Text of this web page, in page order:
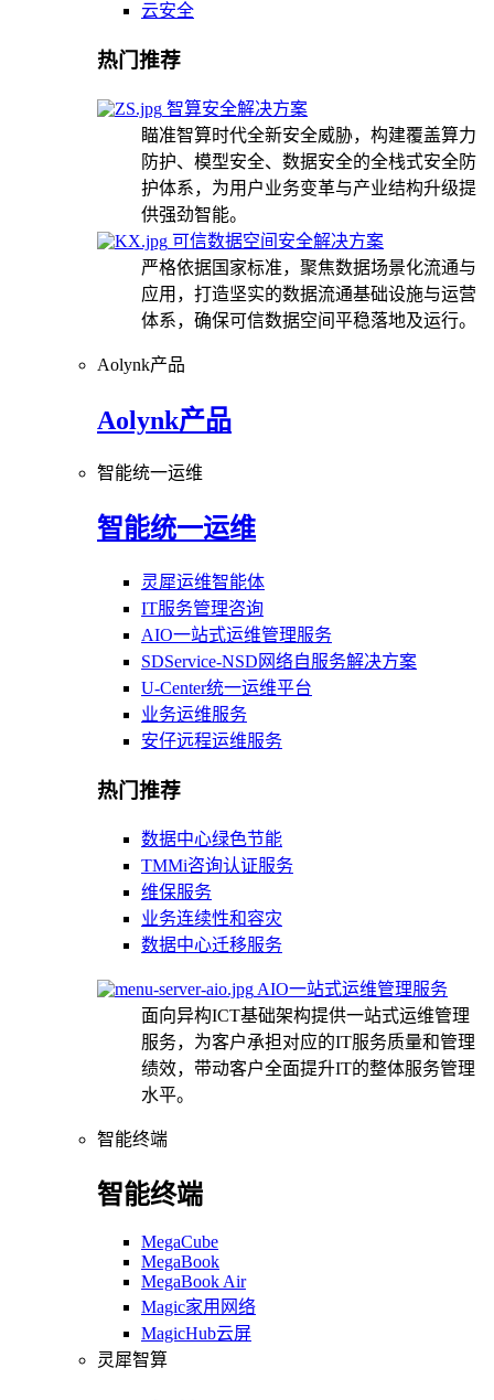
云安全
热门推荐
智算安全解决方案
瞄准智算时代全新安全威胁，构建覆盖算力
防护、模型安全、数据安全的全栈式安全防
护体系，为用户业务变革与产业结构升级提
供强劲智能。
可信数据空间安全解决方案
严格依据国家标准，聚焦数据场景化流通与
应用，打造坚实的数据流通基础设施与运营
体系，确保可信数据空间平稳落地及运行。
Aolynk产品
Aolynk产品
智能统一运维
智能统一运维
灵犀运维智能体
IT服务管理咨询
AIO一站式运维管理服务
SDService-NSD网络自服务解决方案
U-Center统一运维平台
业务运维服务
安仔远程运维服务
热门推荐
数据中心绿色节能
TMMi咨询认证服务
维保服务
业务连续性和容灾
数据中心迁移服务
AIO一站式运维管理服务
面向异构ICT基础架构提供一站式运维管理
服务，为客户承担对应的IT服务质量和管理
绩效，带动客户全面提升IT的整体服务管理
水平。
智能终端
智能终端
MegaCube
MegaBook
MegaBook Air
Magic家用网络
MagicHub云屏
灵犀智算